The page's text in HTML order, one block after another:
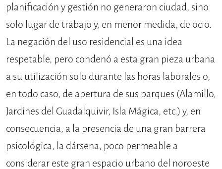
planificación y gestión no generaron ciudad, sino
solo lugar de trabajo y, en menor medida, de ocio.
La negación del uso residencial es una idea
respetable, pero condenó a esta gran pieza urbana
a su utilización solo durante las horas laborales o,
en todo caso, de apertura de sus parques (Alamillo,
Jardines del Guadalquivir, Isla Mágica, etc.) y, en
consecuencia, a la presencia de una gran barrera
psicológica, la dársena, poco permeable a
considerar este gran espacio urbano del noroeste